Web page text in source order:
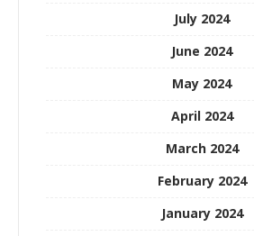
July 2024
June 2024
May 2024
April 2024
March 2024
February 2024
January 2024